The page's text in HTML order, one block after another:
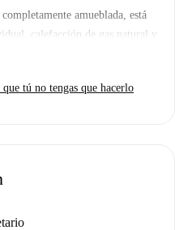
amueblada, está
calefacción de gas natural y
y horno. El apartamento
los demás servicios correrán
Entre las delicias locales
Roma. Explore su nuevo barrio
tú no tengas que hacerlo